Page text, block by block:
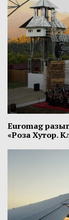
Euromag
«Роза Хутор.